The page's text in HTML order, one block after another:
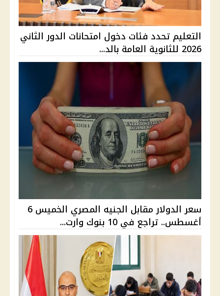
التعليم تحدد فئات دخول امتحانات الدور الثاني
2026 للثانوية العامة بالد...
سعر الدولار مقابل الجنيه المصري الخميس 6
أغسطس.. تراجع في 10 بنوك وارت...